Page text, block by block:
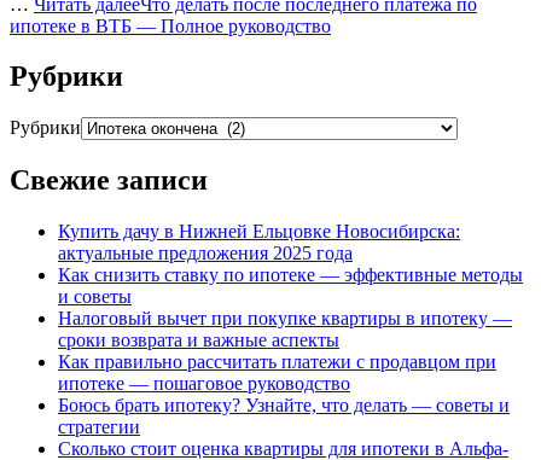
ипотеке в ВТБ — Полное руководство
Рубрики
Рубрики
Свежие записи
Купить дачу в Нижней Ельцовке Новосибирска:
актуальные предложения 2025 года
Как снизить ставку по ипотеке — эффективные методы
и советы
Налоговый вычет при покупке квартиры в ипотеку —
сроки возврата и важные аспекты
Как правильно рассчитать платежи с продавцом при
ипотеке — пошаговое руководство
Боюсь брать ипотеку? Узнайте, что делать — советы и
стратегии
Сколько стоит оценка квартиры для ипотеки в Альфа-